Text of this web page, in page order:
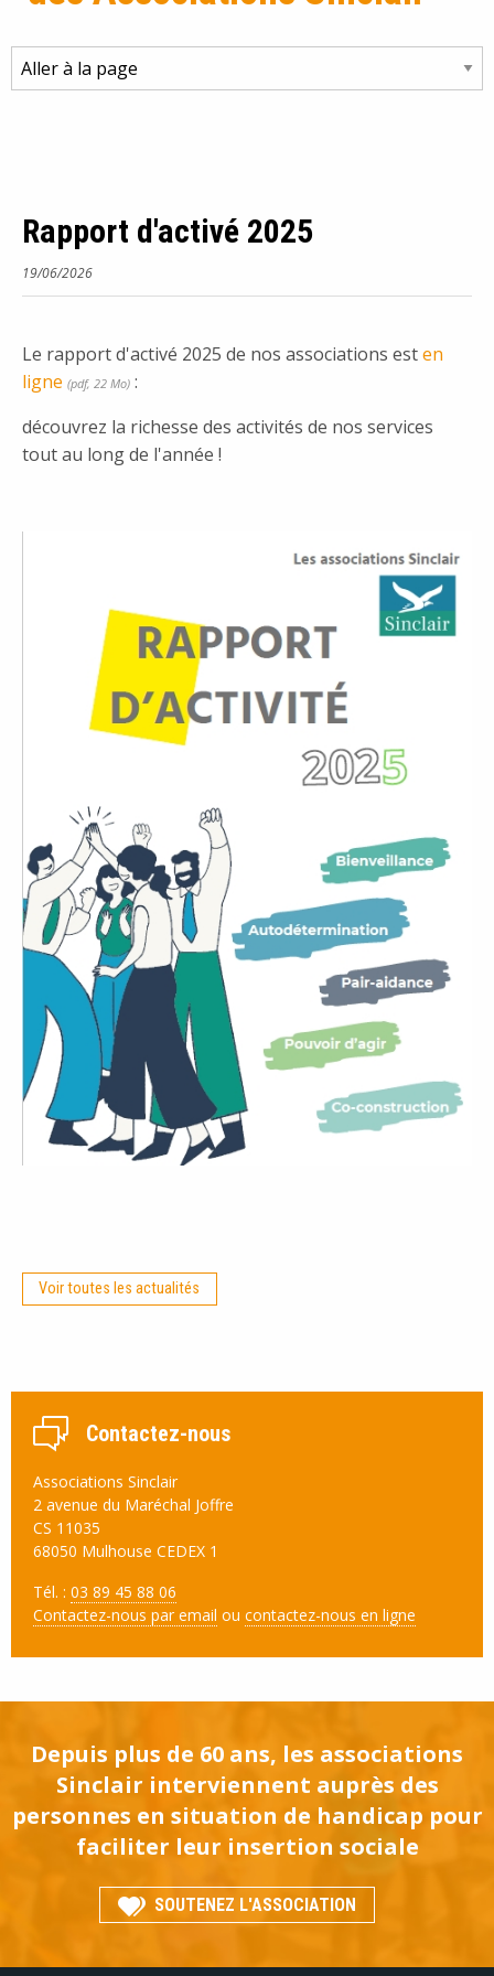
Rapport d'activé 2025
19/06/2026
Le rapport d'activé 2025 de nos associations esten
ligne (pdf, 22 Mo) :
découvrez la richesse des activités de nos services
tout au long de l'année !
Voir toutes les actualités
Contactez-nous
Associations Sinclair
2 avenue du Maréchal Joffre
CS 11035
68050 Mulhouse CEDEX 1
Tél. : 03 89 45 88 06
Contactez-nous par email ou contactez-nous en ligne
Depuis plus de 60 ans, les associations
Sinclair interviennent auprès des
personnes en situation de handicap pour
faciliter leur insertion sociale
SOUTENEZ L'ASSOCIATION